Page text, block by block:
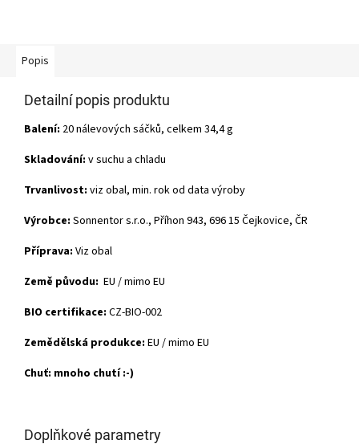
Popis
Detailní popis produktu
Balení: 20 nálevových sáčků, celkem 34,4 g
Skladování: v suchu a chladu
Trvanlivost: viz obal, min. rok od data výroby
Výrobce: Sonnentor s.r.o., Příhon 943, 696 15 Čejkovice, ČR
Příprava: Viz obal
Země původu: EU / mimo EU
BIO certifikace: CZ-BIO-002
Zemědělská produkce: EU / mimo EU
Chuť: mnoho chutí :-)
Doplňkové parametry